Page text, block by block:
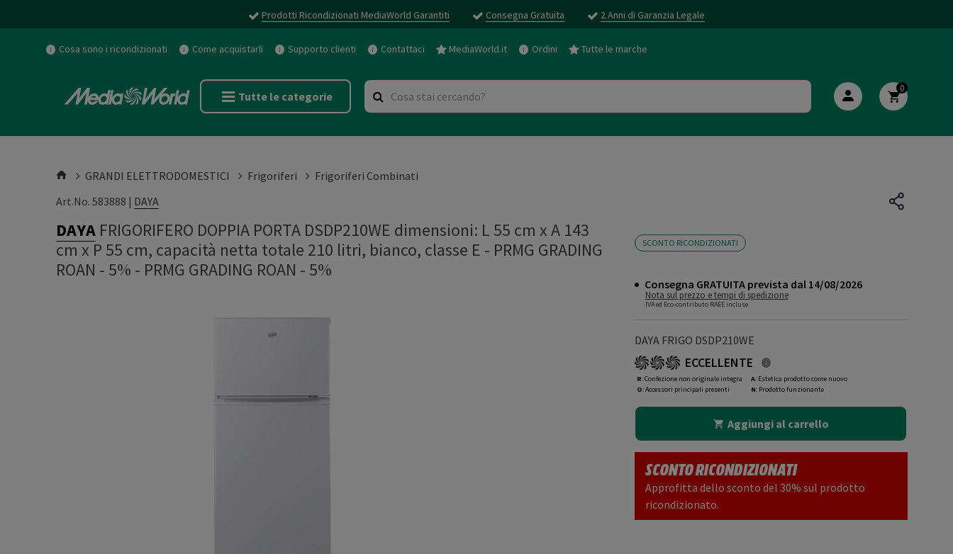
Prodotti Ricondizionati MediaWorld Garantiti Consegna Gratuita 2 Anni di Garanzia Legale
Cosa sono i ricondizionati Come acquistarli Supporto clienti Contattaci MediaWorld.it Ordini Tutte le marche
Tutte le categorie
0
GRANDI ELETTRODOMESTICI Frigoriferi
Frigoriferi Combinati
Art.No. 583888 | DAYA
DAYA FRIGORIFERO DOPPIA PORTA DSDP210WE dimensioni: L 55 cm x A 143
cm x P 55 cm, capacità netta totale 210 litri, bianco, classe E - PRMG GRADING
ROAN - 5% - PRMG GRADING ROAN - 5%
SCONTO RICONDIZIONATI
Consegna GRATUITA prevista dal 14/08/2026
Nota sul prezzo e tempi di spedizione
IVA ed Eco-contributo RAEE incluse
DAYA FRIGO DSDP210WE
ECCELLENTE
R: Confezione non originale integra
O: Accessori principali presenti
A: Estetica prodotto come nuovo
N: Prodotto funzionante
Aggiungi al carrello
SCONTO RICONDIZIONATI
Approfitta dello sconto del 30% sul prodotto
ricondizionato.